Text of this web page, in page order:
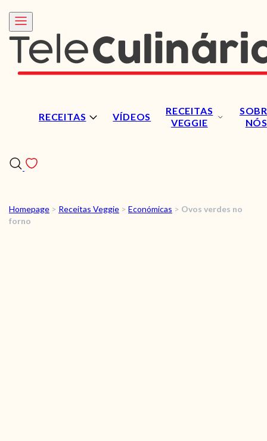
RECEITAS VÍDEOS
RECEITAS
VEGGIE
NÓS
RECEITAS
Homepage > Receitas Veggie > Económicas > Ovos verdes no
forno